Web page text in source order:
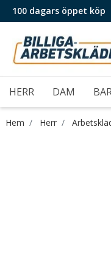
100 dagars öppet köp
HERR DAM
Hem Herr